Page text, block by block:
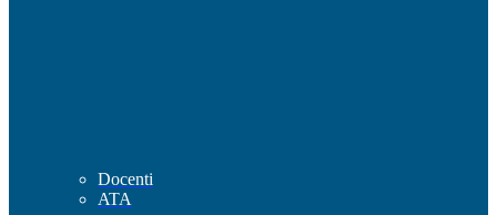
Docenti
ATA